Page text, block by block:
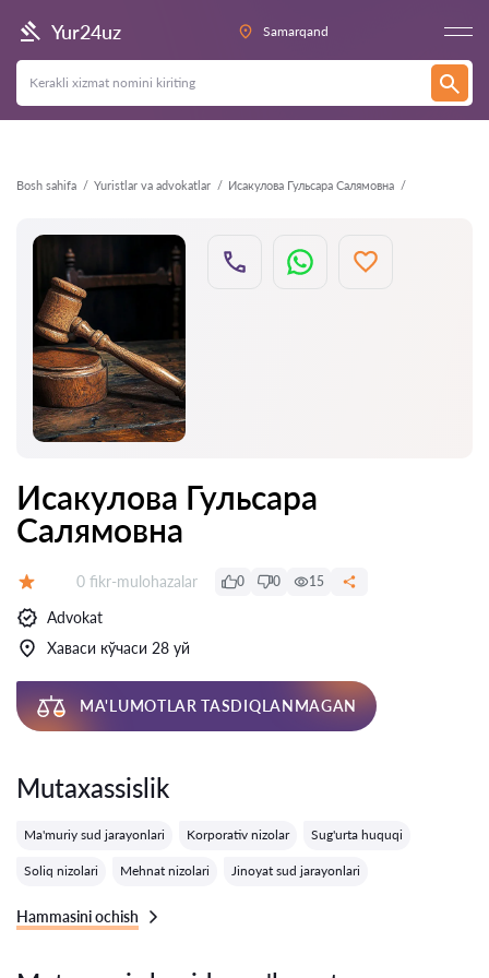
Yur24uz Samarqand
Bosh sahifa Yuristlar va advokatlar Исакулова Гульсара Салямовна
Orqaga
Исакулова Гульсара
Салямовна
Fikrlar:
0 fikr-mulohazalar 0 0 15
Advokat
Хаваси кўчаси 28 уй
MA'LUMOTLAR TASDIQLANMAGAN
Mutaxassislik
Ma'muriy sud jarayonlari Korporativ nizolar Sug'urta huquqi
Soliq nizolari Mehnat nizolari Jinoyat sud jarayonlari
Hammasini ochish